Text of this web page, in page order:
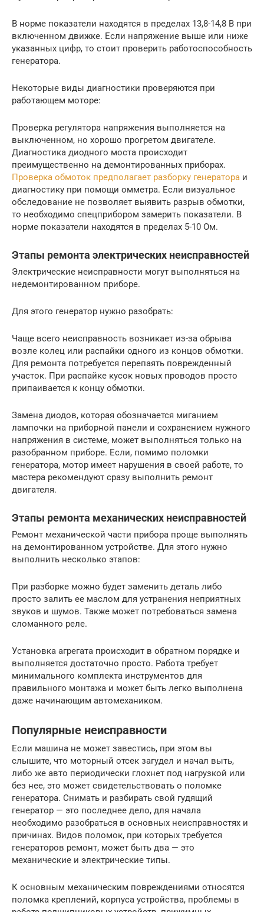
В норме показатели находятся в пределах 13,8-14,8 В при
включенном движке. Если напряжение выше или ниже
указанных цифр, то стоит проверить работоспособность
генератора.
Некоторые виды диагностики проверяются при
работающем моторе:
Проверка регулятора напряжения выполняется на
выключенном, но хорошо прогретом двигателе.
Диагностика диодного моста происходит
преимущественно на демонтированных приборах.
Проверка обмоток предполагает разборку генератора и
диагностику при помощи омметра. Если визуальное
обследование не позволяет выявить разрыв обмотки,
то необходимо спецприбором замерить показатели. В
норме показатели находятся в пределах 5-10 Ом.
Этапы ремонта электрических неисправностей
Электрические неисправности могут выполняться на
недемонтированном приборе.
Для этого генератор нужно разобрать:
Чаще всего неисправность возникает из-за обрыва
возле колец или распайки одного из концов обмотки.
Для ремонта потребуется перепаять поврежденный
участок. При распайке кусок новых проводов просто
припаивается к концу обмотки.
Замена диодов, которая обозначается миганием
лампочки на приборной панели и сохранением нужного
напряжения в системе, может выполняться только на
разобранном приборе. Если, помимо поломки
генератора, мотор имеет нарушения в своей работе, то
мастера рекомендуют сразу выполнить ремонт
двигателя.
Этапы ремонта механических неисправностей
Ремонт механической части прибора проще выполнять
на демонтированном устройстве. Для этого нужно
выполнить несколько этапов:
При разборке можно будет заменить деталь либо
просто залить ее маслом для устранения неприятных
звуков и шумов. Также может потребоваться замена
сломанного реле.
Установка агрегата происходит в обратном порядке и
выполняется достаточно просто. Работа требует
минимального комплекта инструментов для
правильного монтажа и может быть легко выполнена
даже начинающим автомехаником.
Популярные неисправности
Если машина не может завестись, при этом вы
слышите, что моторный отсек загудел и начал выть,
либо же авто периодически глохнет под нагрузкой или
без нее, это может свидетельствовать о поломке
генератора. Снимать и разбирать свой гудящий
генератор — это последнее дело, для начала
необходимо разобраться в основных неисправностях и
причинах. Видов поломок, при которых требуется
генераторов ремонт, может быть два — это
механические и электрические типы.
К основным механическим повреждениями относятся
поломка креплений, корпуса устройства, проблемы в